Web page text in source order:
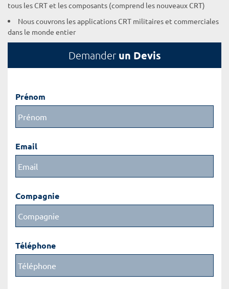
tous les CRT et les composants (comprend les nouveaux CRT)
Nous couvrons les applications CRT militaires et commerciales
dans le monde entier
Demander un Devis
Prénom
Email
Compagnie
Téléphone